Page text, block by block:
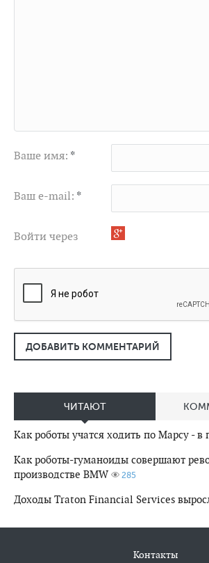
Ваше имя: *
Ваш e-mail: *
Войти через
ДОБАВИТЬ КОММЕНТАРИЙ
ЧИТАЮТ
Как роботы учатся ходить по Марсу - в
Как роботы-гуманоиды совершают
производстве BMW
285
Доходы Traton Financial Services
Контакты